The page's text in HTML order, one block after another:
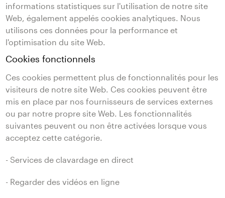
informations statistiques sur l'utilisation de notre site
Web, également appelés cookies analytiques. Nous
utilisons ces données pour la performance et
l'optimisation du site Web.
Cookies fonctionnels
Ces cookies permettent plus de fonctionnalités pour les
visiteurs de notre site Web. Ces cookies peuvent être
mis en place par nos fournisseurs de services externes
ou par notre propre site Web. Les fonctionnalités
suivantes peuvent ou non être activées lorsque vous
acceptez cette catégorie.
- Services de clavardage en direct
- Regarder des vidéos en ligne